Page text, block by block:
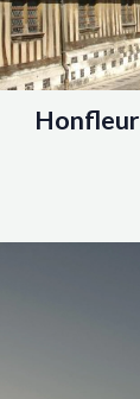
Honfleur